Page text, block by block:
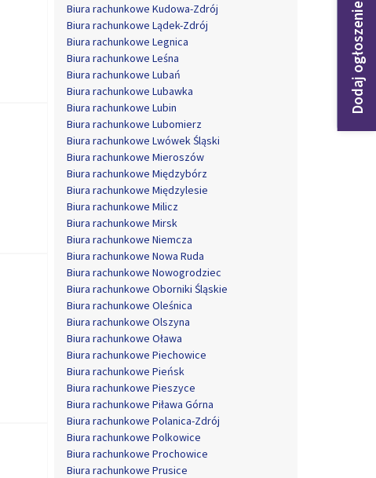
Biura rachunkowe Kudowa-Zdrój
Biura rachunkowe Lądek-Zdrój
Biura rachunkowe Legnica
Biura rachunkowe Leśna
Biura rachunkowe Lubań
Biura rachunkowe Lubawka
Biura rachunkowe Lubin
Biura rachunkowe Lubomierz
Biura rachunkowe Lwówek Śląski
Biura rachunkowe Mieroszów
Biura rachunkowe Międzybórz
Biura rachunkowe Międzylesie
Biura rachunkowe Milicz
Biura rachunkowe Mirsk
Biura rachunkowe Niemcza
Biura rachunkowe Nowa Ruda
Biura rachunkowe Nowogrodziec
Biura rachunkowe Oborniki Śląskie
Biura rachunkowe Oleśnica
Biura rachunkowe Olszyna
Biura rachunkowe Oława
Biura rachunkowe Piechowice
Biura rachunkowe Pieńsk
Biura rachunkowe Pieszyce
Biura rachunkowe Piława Górna
Biura rachunkowe Polanica-Zdrój
Biura rachunkowe Polkowice
Biura rachunkowe Prochowice
Biura rachunkowe Prusice
Dodaj ogłoszenie